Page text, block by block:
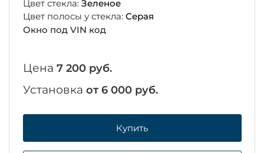
Цвет стекла: Зеленое
Цвет полосы у стекла: Серая
Окно под VIN код
Цена 7 200 руб.
Установка от 6 000 руб.
Купить